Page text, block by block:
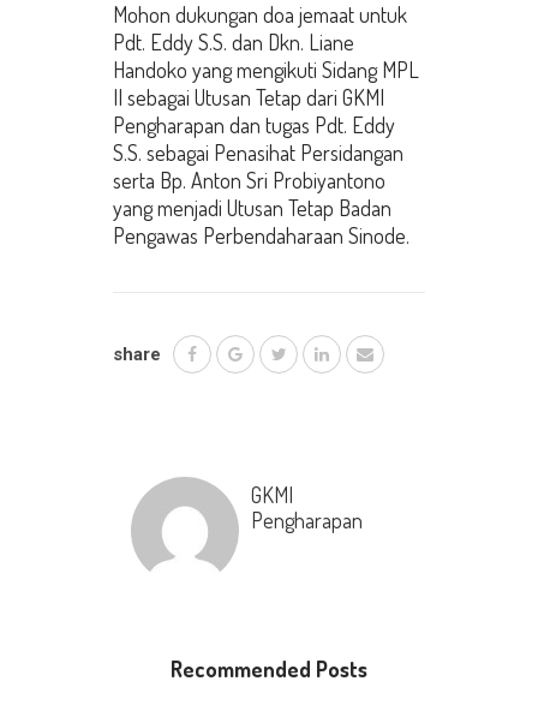
Mohon dukungan doa jemaat untuk
Pdt. Eddy S.S. dan Dkn. Liane
Handoko yang mengikuti Sidang MPL
II sebagai Utusan Tetap dari GKMI
Pengharapan dan tugas Pdt. Eddy
S.S. sebagai Penasihat Persidangan
serta Bp. Anton Sri Probiyantono
yang menjadi Utusan Tetap Badan
Pengawas Perbendaharaan Sinode.
share
GKMI
Pengharapan
Recommended Posts